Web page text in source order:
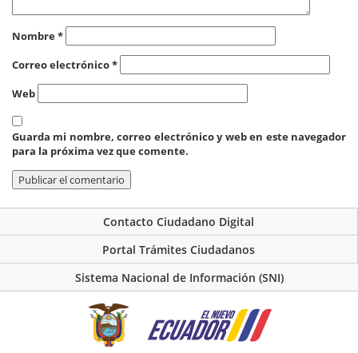
Nombre*
Correo electrónico*
Web
Guarda mi nombre, correo electrónico y web en este navegador
para la próxima vez que comente.
Contacto Ciudadano Digital
Portal Trámites Ciudadanos
Sistema Nacional de Información (SNI)